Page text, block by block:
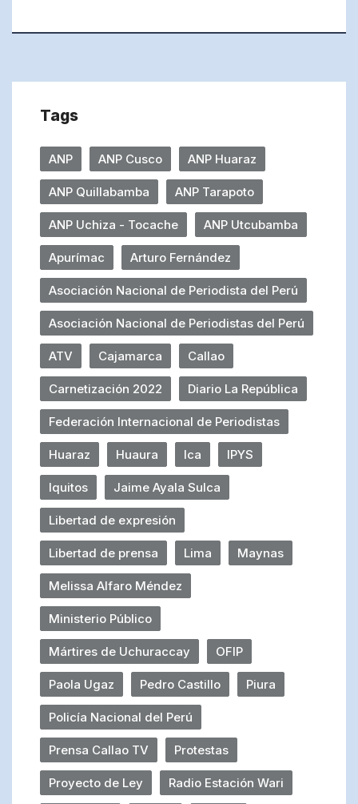
Tags
ANP ANP Cusco ANP Huaraz
ANP Quillabamba ANP Tarapoto
ANP Uchiza - Tocache ANP Utcubamba
Apurímac Arturo Fernández
Asociación Nacional de Periodista del Perú
Asociación Nacional de Periodistas del Perú
ATV Cajamarca Callao
Carnetización 2022 Diario La República
Federación Internacional de Periodistas
Huaraz Huaura Ica IPYS
Iquitos Jaime Ayala Sulca
Libertad de expresión
Libertad de prensa Lima Maynas
Melissa Alfaro Méndez
Ministerio Público
Mártires de Uchuraccay OFIP
Paola Ugaz Pedro Castillo Piura
Policía Nacional del Perú
Prensa Callao TV Protestas
Proyecto de Ley Radio Estación Wari